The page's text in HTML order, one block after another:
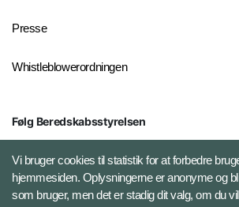
Presse
Whistleblowerordningen
Følg Beredskabsstyrelsen
X BRSdk
LinkedIn BRS-profil
Vi bruger cookies til statistik for at forbedre
hjemmesiden. Oplysningerne er anonyme og
som bruger, men det er stadig dit valg, om du